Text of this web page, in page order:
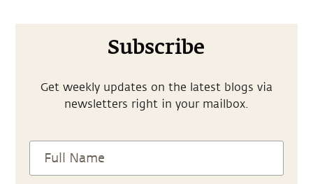
Subscribe
Get weekly updates on the latest blogs via
newsletters right in your mailbox.